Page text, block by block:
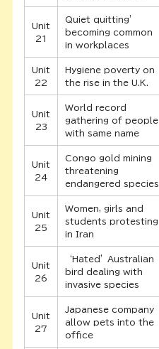
Unit
21
Quiet quitting’
becoming common
in workplaces
Unit
22
Hygiene poverty on
the rise in the U.K.
Unit
23
World record
gathering of people
with same name
Unit
24
Congo gold mining
threatening
endangered species
Unit
25
Women, girls and
students protesting
in Iran
Unit
26
‘Hated’ Australian
bird dealing with
invasive species
Unit
27
Japanese company
allow pets into the
office